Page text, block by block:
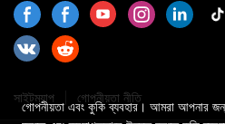
সাইটম্যাপ গোপনীয়তা নীতি
গোপনীয়তা এবং কুকি ব্যবহার। আমরা আপনার